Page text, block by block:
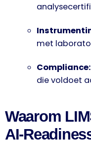
met
Compliance:
die voldoet
Waarom
AI-